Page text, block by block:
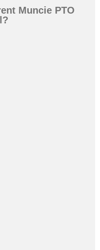
Muncie PTO